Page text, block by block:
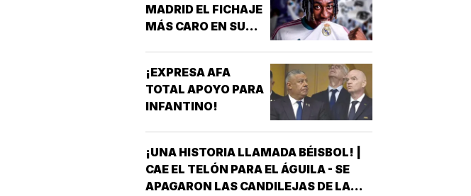
MADRID EL FICHAJE
MÁS CARO EN SU
¡EXPRESA AFA
TOTAL APOYO PARA
INFANTINO!
¡UNA HISTORIA LLAMADA BÉISBOL! |
CAE EL TELÓN PARA EL ÁGUILA - SE
APAGARON LAS CANDILEJAS DE LA